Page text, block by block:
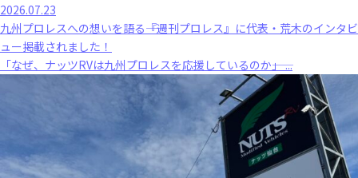
2026.07.23
九州プロレスへの想いを語る――『週刊プロレス』に代表・荒木のインタビ
ュー掲載されました！
「なぜ、ナッツRVは九州プロレスを応援しているのか――」 ...